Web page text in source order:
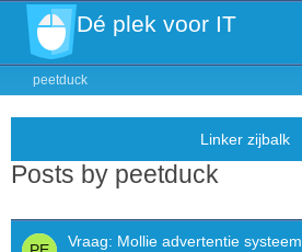
Dé plek voor IT
peetduck
Posts by peetduck
Vraag: Mollie advertentie systeem